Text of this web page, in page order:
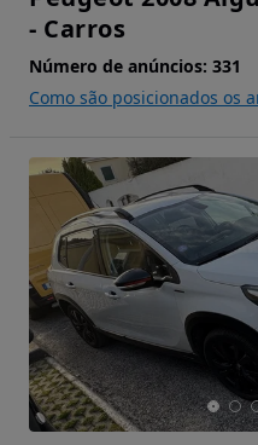
- Carros
Número de anúncios: 331
Como são posicionados os